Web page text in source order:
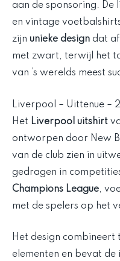
aan de sponsoring. De
en vintage
zijn unieke design dat
met zwart, terwijl het
van ’s werelds meest
Liverpool – Uittenue –
Het Liverpool uitshirt
ontworpen door New
van de club zien in
gedragen in
Champions League,
met de spelers op het
Het design
elementen en bevat de